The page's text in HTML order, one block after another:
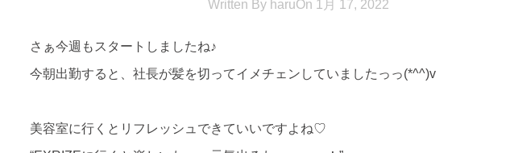
Written ByharuOn 1月 17, 2022
さぁ今週もスタートしましたね♪
今朝出勤すると、社長が髪を切ってイメチェンしていましたっっ(*^^)v
美容室に行くとリフレッシュできていいですよね♡